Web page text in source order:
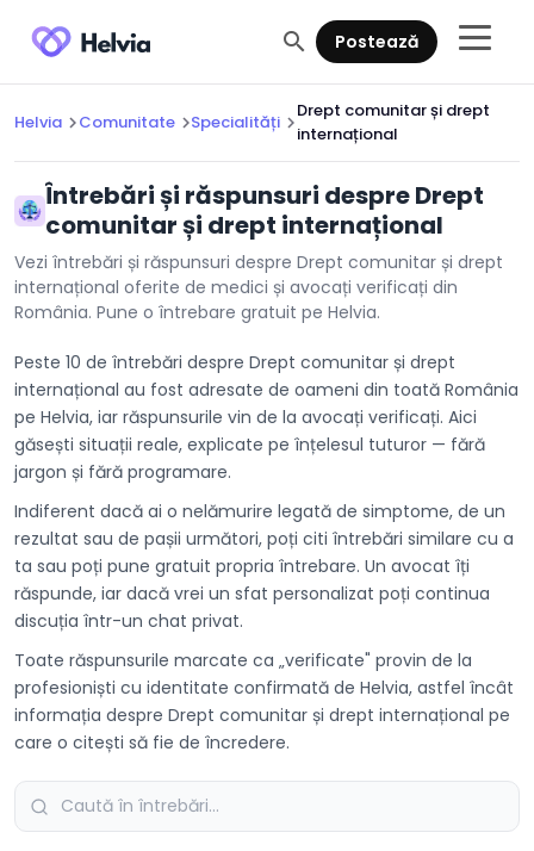
search Postează
Helvia chevron_rightComunitatechevron_rightSpecialități chevron_right
Drept comunitar și drept
internațional
Întrebări și răspunsuri despre Drept
comunitar și drept internațional
Vezi întrebări și răspunsuri despre Drept comunitar și drept
internațional oferite de medici și avocați verificați din
România. Pune o întrebare gratuit pe Helvia.
Peste 10 de întrebări despre Drept comunitar și drept
internațional au fost adresate de oameni din toată România
pe Helvia, iar răspunsurile vin de la avocați verificați. Aici
găsești situații reale, explicate pe înțelesul tuturor — fără
jargon și fără programare.
Indiferent dacă ai o nelămurire legată de simptome, de un
rezultat sau de pașii următori, poți citi întrebări similare cu a
ta sau poți pune gratuit propria întrebare. Un avocat îți
răspunde, iar dacă vrei un sfat personalizat poți continua
discuția într-un chat privat.
Toate răspunsurile marcate ca „verificate" provin de la
profesioniști cu identitate confirmată de Helvia, astfel încât
informația despre Drept comunitar și drept internațional pe
care o citești să fie de încredere.